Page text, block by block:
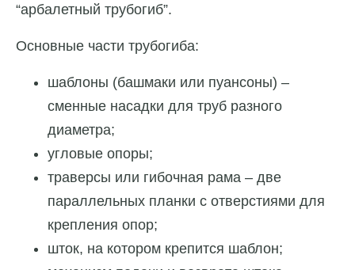
“арбалетный трубогиб”.
Основные части трубогиба:
шаблоны (башмаки или пуансоны) –
сменные насадки для труб разного
диаметра;
угловые опоры;
траверсы или гибочная рама – две
параллельных планки с отверстиями для
крепления опор;
шток, на котором крепится шаблон;